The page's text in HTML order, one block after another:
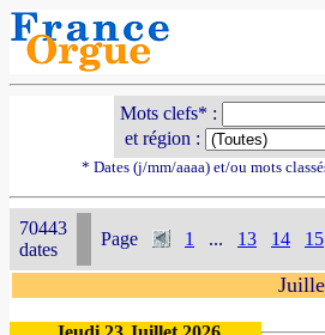
Mots clefs* :
et région :
* Dates (j/mm/aaaa) et/ou mots
70443
dates
Page 1 ... 13 14 15